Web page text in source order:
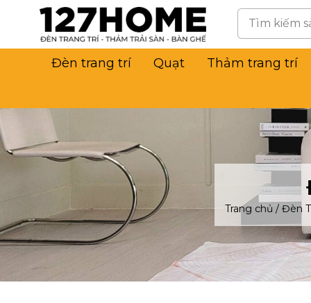
Đèn trang trí Quạt Thảm trang trí
Trang chủ / Đèn